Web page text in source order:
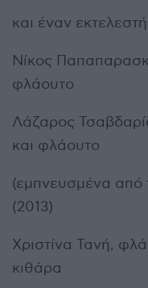
και έναν
Νίκος
φλάουτο
Λάζαρος
και φλάουτο
(εμπνευσμένα από
(2013)
Χριστίνα Τανή,
κιθάρα